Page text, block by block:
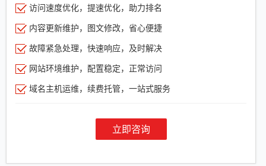
访问速度优化，提速优化，助力排名
内容更新维护，图文修改，省心便捷
故障紧急处理，快速响应，及时解决
网站环境维护，配置稳定，正常访问
域名主机运维，续费托管，一站式服务
立即咨询